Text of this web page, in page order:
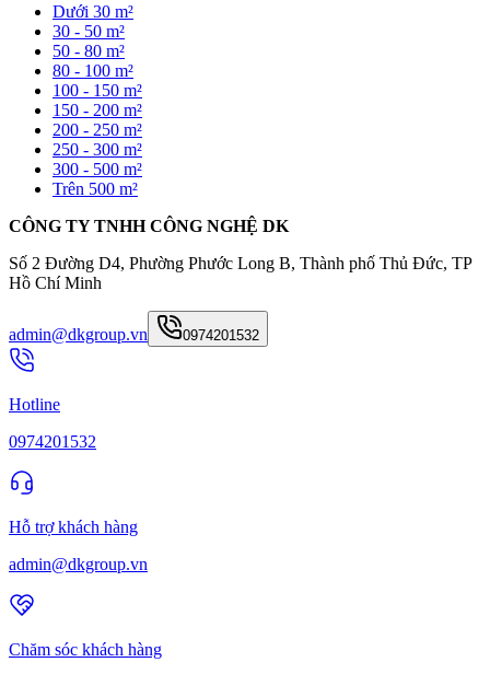
Dưới 30 m²
30 - 50 m²
50 - 80 m²
80 - 100 m²
100 - 150 m²
150 - 200 m²
200 - 250 m²
250 - 300 m²
300 - 500 m²
Trên 500 m²
CÔNG TY TNHH CÔNG NGHỆ DK
Số 2 Đường D4, Phường Phước Long B, Thành phố Thủ Đức, TP
Hồ Chí Minh
admin@dkgroup.vn 0974201532
Hotline
0974201532
Hỗ trợ khách hàng
admin@dkgroup.vn
Chăm sóc khách hàng